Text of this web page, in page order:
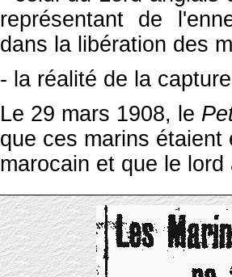
représentant de
dans la libération des
- la réalité de la
Le 29 mars 1908, le
que ces marins
marocain et que le